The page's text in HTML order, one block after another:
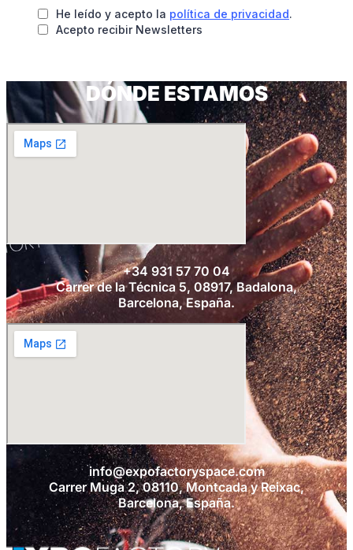
DÓNDE ESTAMOS
+34 931 57 70 04
Carrer de la Técnica 5, 08917, Badalona,
Barcelona, España.
info@expofactoryspace.com
Carrer Muga 2, 08110, Montcada y Reixac,
Barcelona, España.